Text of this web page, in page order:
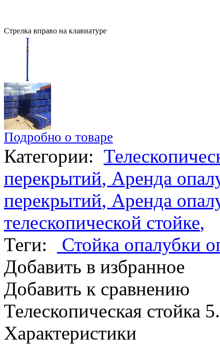
Стрелка вправо на клавиатуре
Подробно о товаре
Категории:
перекрытий, Аренда
перекрытий, Аренда
телескопической стойке,
Теги:
Стойка опалубки
Добавить в избранное
Добавить к сравнению
Телескопическая стойка
Характеристики